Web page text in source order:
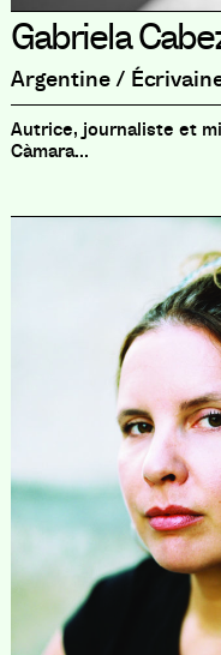
Gabriela
Argentine /
Autrice, journaliste et
Càmara...